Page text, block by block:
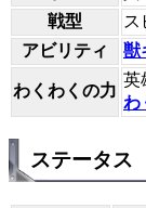
戦型
ス
アビリティ
獣
わくわくの力
英
わ
ステータス